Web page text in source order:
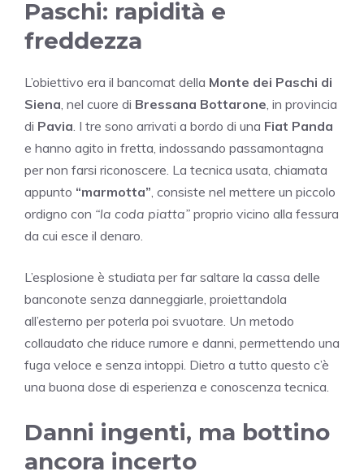
Paschi: rapidità e
freddezza
L’obiettivo era il bancomat della Monte dei Paschi di
Siena , nel cuore di Bressana Bottarone , in provincia
di Pavia . I tre sono arrivati a bordo di una Fiat Panda
e hanno agito in fretta, indossando passamontagna
per non farsi riconoscere. La tecnica usata, chiamata
appunto “marmotta” , consiste nel mettere un piccolo
ordigno con “la coda piatta” proprio vicino alla fessura
da cui esce il denaro.
L’esplosione è studiata per far saltare la cassa delle
banconote senza danneggiarle, proiettandola
all’esterno per poterla poi svuotare. Un metodo
collaudato che riduce rumore e danni, permettendo una
fuga veloce e senza intoppi. Dietro a tutto questo c’è
una buona dose di esperienza e conoscenza tecnica.
Danni ingenti, ma bottino
ancora incerto